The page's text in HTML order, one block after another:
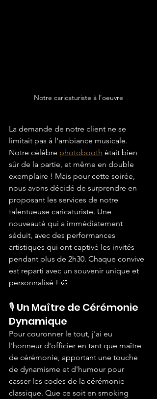
Notre caricaturiste à l'oeuvre
La demande de notre client ne se
limitait pas à l'ambiance musicale.
Notre célèbre photobooth était bien
sûr de la partie, et même en double
exemplaire ! Mais pour cette soirée,
nous avons décidé de surprendre en
proposant les services de notre
talentueuse caricaturiste. Une
nouveauté qui a immédiatement
séduit, avec des performances
artistiques qui ont captivé les invités
pendant plus de 2h30. Chaque convive
est reparti avec un souvenir unique et
personnalisé ! 🎨
🎙️ Un Maître de Cérémonie
Dynamique
Pour couronner le tout, j'ai eu
l'honneur d'officier en tant que maître
de cérémonie, apportant une touche
de dynamisme et d'humour pour
casser les codes de la cérémonie
classique. Que ce soit en smoking